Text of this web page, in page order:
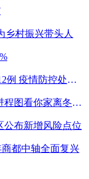
乡村振兴带头人
19日0时至15时北京新增本土感染者12例 疫情防控处关键时刻
秋天的脚步抵达华南 2022全国秋冬进程图看你家离冬天有多远
公布新增风险点位
都中轴全面复兴